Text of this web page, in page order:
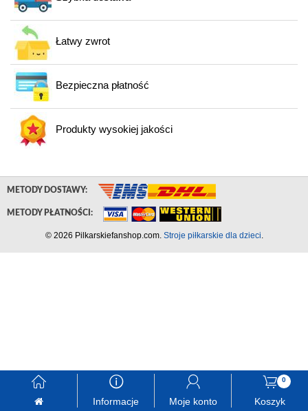
Łatwy zwrot
Bezpieczna płatność
Produkty wysokiej jakości
󰃱 󰈢
Informacje
󰃳
Moje konto
0
󰃦
Koszyk
METODY DOSTAWY:
METODY PŁATNOŚCI:
© 2026 Pilkarskiefanshop.com. Stroje piłkarskie dla dzieci.